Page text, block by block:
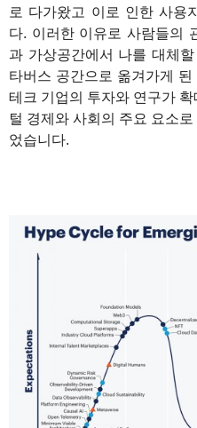
로 다가왔고 이로 인한 사용
다. 이러한 이유로 사람들의
과 가상공간에서 나를 대체
타버스 공간으로 옮겨가게
테크 기업의 투자와 연구가
털 경제와 사회의 주요 요소
었습니다.